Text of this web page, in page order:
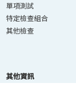
單項測試
特定檢查組合
其他檢查
其他資訊